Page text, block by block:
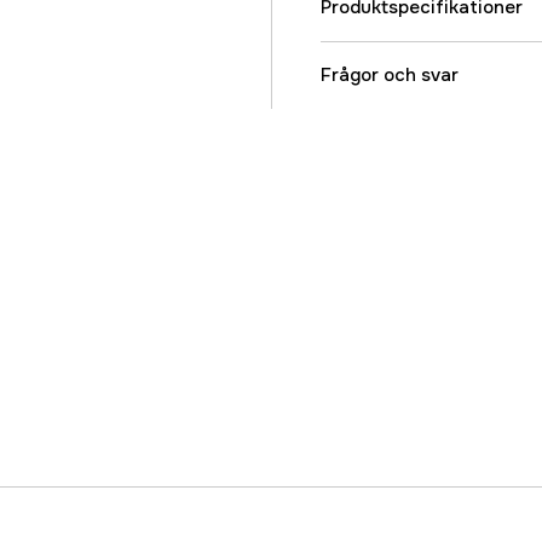
Produktspecifikationer
Spöstyrka
Referensnummer
Frågor och svar